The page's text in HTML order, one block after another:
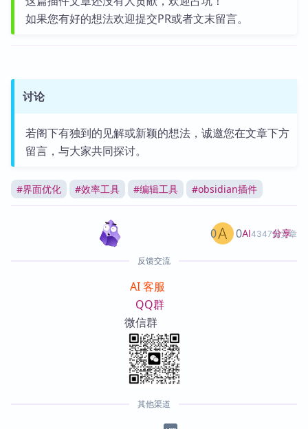
如果您有好的想法欢迎提交PR或者文末留言。
讨论
若阁下有独到的见解或新颖的想法，诚邀您在文章下方
留言，与大家共同探讨。
#界面优化 #效率工具 #编辑工具 #obsidian插件
AI4347篇文章
0 0 分享
反馈交流
AI 客服
QQ群
微信群
其他渠道